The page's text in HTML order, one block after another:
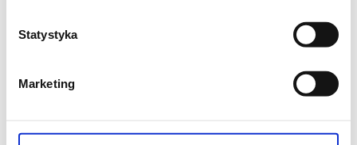
Statystyka
Marketing